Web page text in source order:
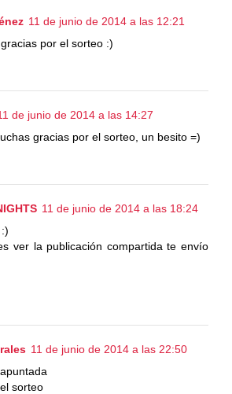
11 de junio de 2014 a las 12:21
por el sorteo :)
de junio de 2014 a las 14:27
gracias por el sorteo, un besito =)
11 de junio de 2014 a las 18:24
ver la publicación compartida te envío
11 de junio de 2014 a las 22:50
sorteo